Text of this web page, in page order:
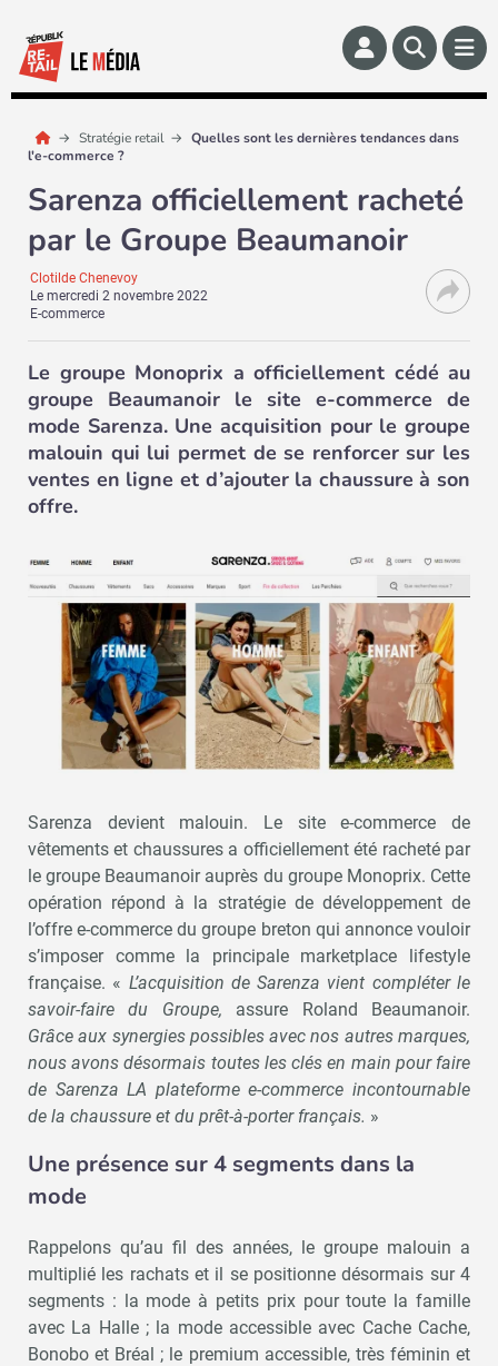
Stratégie retail
Quelles sont les dernières tendances dans
l'e-commerce ?
Sarenza officiellement racheté
par le Groupe Beaumanoir
Clotilde Chenevoy
Lemercredi 2 novembre 2022
E-commerce
Le groupe Monoprix a officiellement cédé au
groupe Beaumanoir le site e-commerce de
mode Sarenza. Une acquisition pour le groupe
malouin qui lui permet de se renforcer sur les
ventes en ligne et d’ajouter la chaussure à son
offre.
Sarenza devient malouin. Le site e-commerce de
vêtements et chaussures a officiellement été racheté par
le groupe Beaumanoir auprès du groupe Monoprix. Cette
opération répond à la stratégie de développement de
l’offre e-commerce du groupe breton qui annonce vouloir
s’imposer comme la principale marketplace lifestyle
française. « L’acquisition de Sarenza vient compléter le
savoir-faire du Groupe, assure Roland Beaumanoir.
Grâce aux synergies possibles avec nos autres marques,
nous avons désormais toutes les clés en main pour faire
de Sarenza LA plateforme e-commerce incontournable
de la chaussure et du prêt-à-porter français. »
Une présence sur 4 segments dans la
mode
Rappelons qu’au fil des années, le groupe malouin a
multiplié les rachats et il se positionne désormais sur 4
segments : la mode à petits prix pour toute la famille
avec La Halle ; la mode accessible avec Cache Cache,
Bonobo et Bréal ; le premium accessible, très féminin et